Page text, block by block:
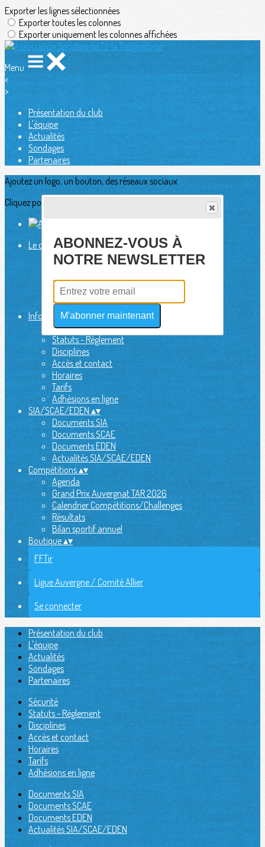
Exporter les lignes sélectionnées
Exporter toutes les colonnes
Exporter uniquement les colonnes affichées
Menu
<
>
Présentation du club
L'équipe
Actualités
Sondages
Partenaires
Ajoutez un logo, un bouton, des réseaux sociaux
Cliquez pour éditer
Le club▴▾
Présentation du club
Actualités
Sondages
Partenaires
Infos utiles▴▾
Sécurité
Statuts - Réglement
Disciplines
Accès et contact
Horaires
Tarifs
Adhésions en ligne
SIA/SCAE/EDEN▴▾
Documents SIA
Documents SCAE
Documents EDEN
Actualités SIA/SCAE/EDEN
Compétitions▴▾
Agenda
Grand Prix Auvergnat TAR 2026
Calendrier Compétitions/Challenges
Résultats
Bilan sportif annuel
Boutique▴▾
FFTir
Ligue Auvergne / Comité Allier
Se connecter
Présentation du club
L'équipe
Actualités
Sondages
Partenaires
Sécurité
Statuts - Réglement
Disciplines
Accès et contact
Horaires
Tarifs
Adhésions en ligne
Documents SIA
Documents SCAE
Documents EDEN
Actualités SIA/SCAE/EDEN
ABONNEZ-VOUS À
NOTRE NEWSLETTER
M'abonner maintenant